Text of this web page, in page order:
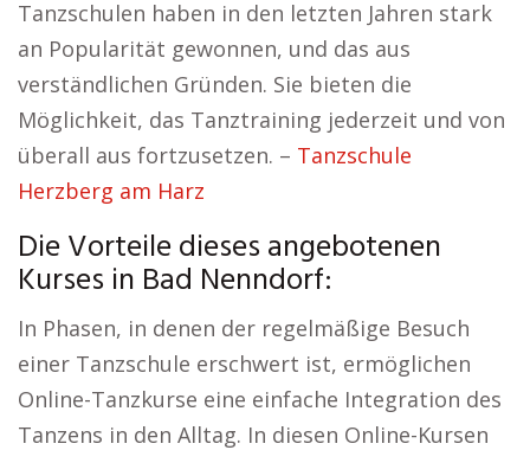
Tanzschulen haben in den letzten Jahren stark
an Popularität gewonnen, und das aus
verständlichen Gründen. Sie bieten die
Möglichkeit, das Tanztraining jederzeit und von
überall aus fortzusetzen. – Tanzschule
Herzberg am Harz
Die Vorteile dieses angebotenen
Kurses in Bad Nenndorf:
In Phasen, in denen der regelmäßige Besuch
einer Tanzschule erschwert ist, ermöglichen
Online-Tanzkurse eine einfache Integration des
Tanzens in den Alltag. In diesen Online-Kursen